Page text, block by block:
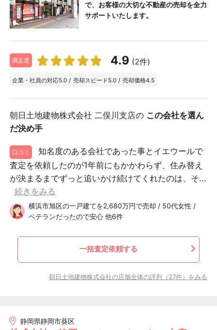
で、お客様の大切な不動産の売却を全力
サポートいたします。
満足度 4.9 (2件)
企業・社員の対応5.0 / 売却スピード5.0 / 売却価格4.5
朝日土地建物株式会社 二俣川支店の この会社を選ん
だ決め手
口コミ
知名度のある会社であった事とイエウールで
査定を依頼したのが1年前にもかかわらず、住み替え
が決まるまでずっと追いかけ続けてくれたのは、そ...
続きをみる
横浜市旭区の一戸建てを2,680万円で売却 / 50代女性 /
ベテランだったので安心 他6件
一括査定依頼する
朝日土地建物株式会社の店舗全体の評判（27件）をみる
静岡県静岡市葵区